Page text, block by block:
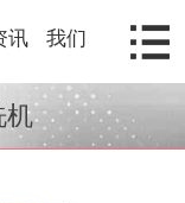
讯 我们
机